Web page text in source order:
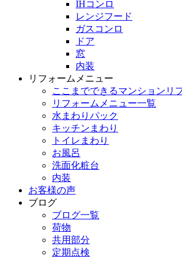
IHコンロ
レンジフード
ガスコンロ
ドア
窓
内装
リフォームメニュー
ここまでできるマンションリ
リフォームメニュー一覧
水まわりパック
キッチンまわり
トイレまわり
お風呂
洗面化粧台
内装
お客様の声
ブログ
ブログ一覧
荷物
共用部分
定期点検